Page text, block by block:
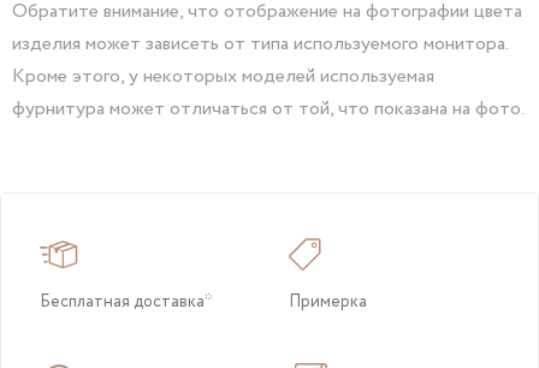
Обратите внимание, что отображение на фотографии цвета
изделия может зависеть от типа используемого монитора.
Кроме этого, у некоторых моделей используемая
фурнитура может отличаться от той, что показана на фото.
Бесплатная доставка* Примерка